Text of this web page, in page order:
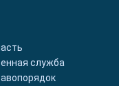
служба